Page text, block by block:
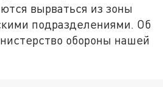
вырваться из зоны
подразделениями. Об
обороны нашей